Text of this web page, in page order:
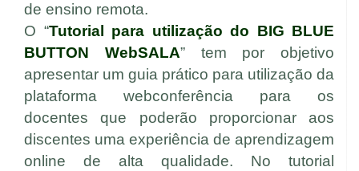
de ensino remota.
O “Tutorial para utilização do BIG BLUE
BUTTON WebSALA” tem por objetivo
apresentar um guia prático para utilização da
plataforma webconferência para os
docentes que poderão proporcionar aos
discentes uma experiência de aprendizagem
online de alta qualidade. No tutorial